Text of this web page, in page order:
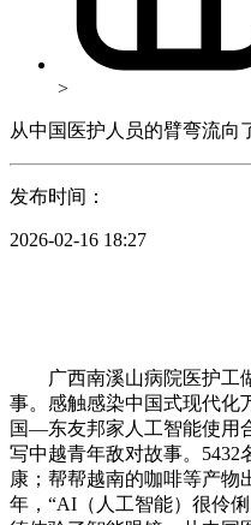
>
从中国医护人员的臂弯流向
发布时间：
2026-02-16 18:27
广西南溪山病院医护工
事。感触感染中国式现代化
国—东友邦家人工智能使用
写中越青年敌对故事。5432
康；帮帮越南的咖啡等产物
年，“AI（人工智能）很伶